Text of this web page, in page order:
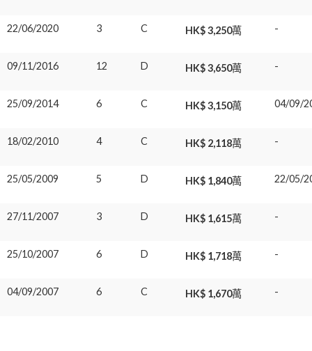
22/06/2020 3 C HK$ 3,250萬 -
09/11/2016 12 D HK$ 3,650萬 -
25/09/2014 6 C HK$ 3,150萬 04/09/
18/02/2010 4 C HK$ 2,118萬 -
25/05/2009 5 D HK$ 1,840萬 22/05/
27/11/2007 3 D HK$ 1,615萬 -
25/10/2007 6 D HK$ 1,718萬 -
04/09/2007 6 C HK$ 1,670萬 -